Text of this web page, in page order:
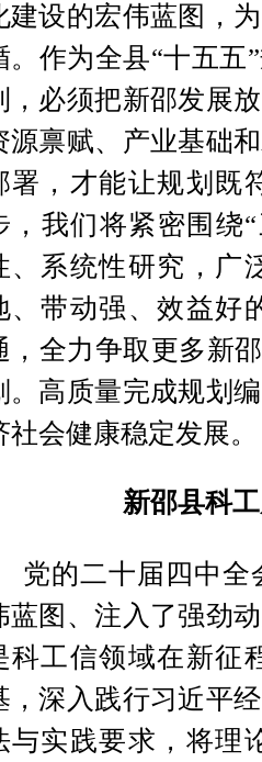
建设的宏伟蓝图
，
。 作为全县“十五五
， 必须把新邵发展
源禀赋、产业基础
署 ， 才能让规划既
， 我们将紧密围绕
、系统性研究 ， 广
、带动强、效益好
， 全力争取更多新
。 高质量完成规划
社会健康稳定发展。
新邵县科
党的二十届四中
蓝图、注入了强劲
科工信领域在新征
，深入践行习近平
与实践要求 ， 将理